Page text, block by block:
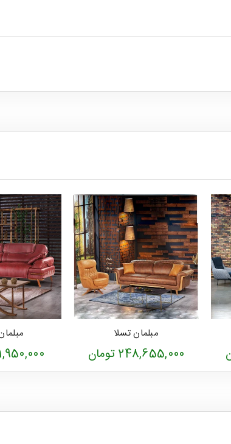
مبلمان تسلا
248,655,000 تومان 301,950,000